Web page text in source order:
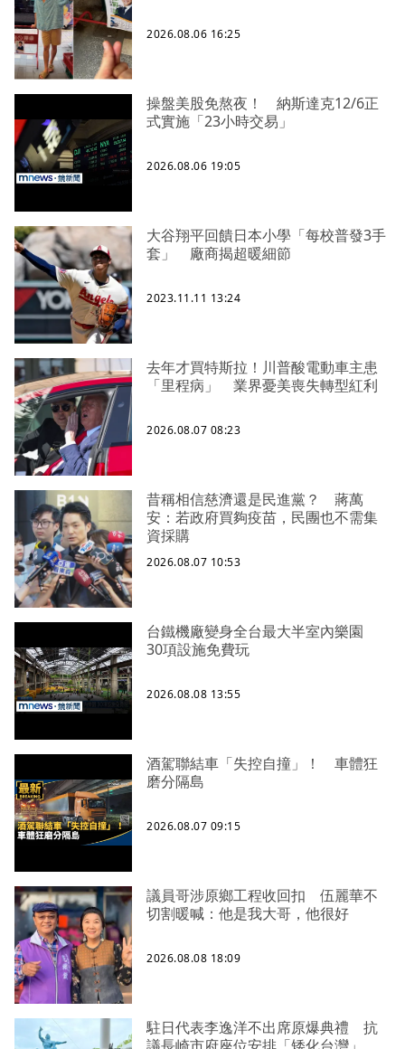
2026.08.06 16:25
操盤美股免熬夜！ 納斯達克12/6正
式實施「23小時交易」
2026.08.06 19:05
大谷翔平回饋日本小學「每校普發3手
套」 廠商揭超暖細節
2023.11.11 13:24
去年才買特斯拉！川普酸電動車主患
「里程病」 業界憂美喪失轉型紅利
2026.08.07 08:23
昔稱相信慈濟還是民進黨？ 蔣萬
安：若政府買夠疫苗，民團也不需集
資採購
2026.08.07 10:53
台鐵機廠變身全台最大半室內樂園
30項設施免費玩
2026.08.08 13:55
酒駕聯結車「失控自撞」！ 車體狂
磨分隔島
2026.08.07 09:15
議員哥涉原鄉工程收回扣 伍麗華不
切割暖喊：他是我大哥，他很好
2026.08.08 18:09
駐日代表李逸洋不出席原爆典禮 抗
議長崎市府座位安排「矮化台灣」